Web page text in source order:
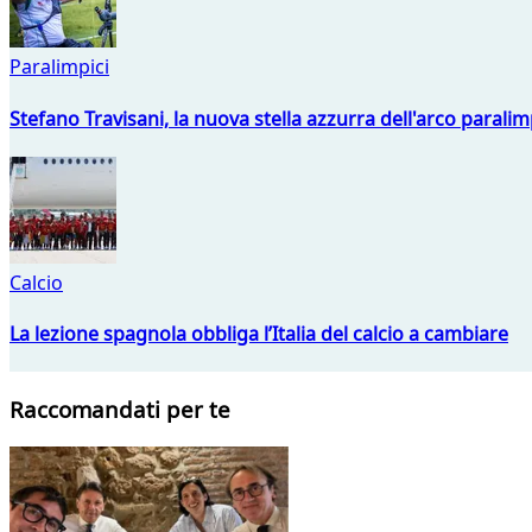
Paralimpici
Stefano Travisani, la nuova stella azzurra dell'arco
Calcio
La lezione spagnola obbliga l’Italia del calcio a cambiare
Raccomandati per te